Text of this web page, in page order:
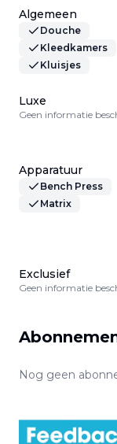
Algemeen
Douche
Kleedkamers
Kluisjes
Luxe
Geen informatie
Apparatuur
Bench Press
Matrix
Exclusief
Geen informatie
Nog geen